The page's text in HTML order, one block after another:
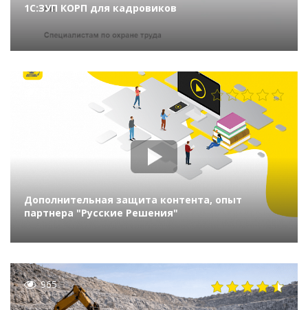
1С:ЗУП КОРП для кадровиков
Дополнительная защита контента, опыт
партнера "Русские Решения"
965